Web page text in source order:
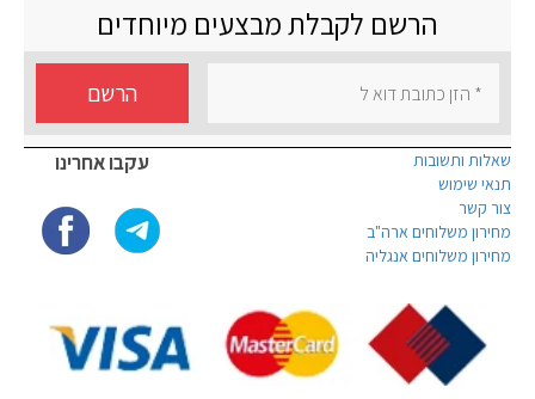
הרשם לקבלת מבצעים מיוחדים
הרשם
עקבו אחרינו
שאלות ותשובות
תנאי שימוש
צור קשר
מחירון משלוחים ארה"ב
מחירון משלוחים אנגליה